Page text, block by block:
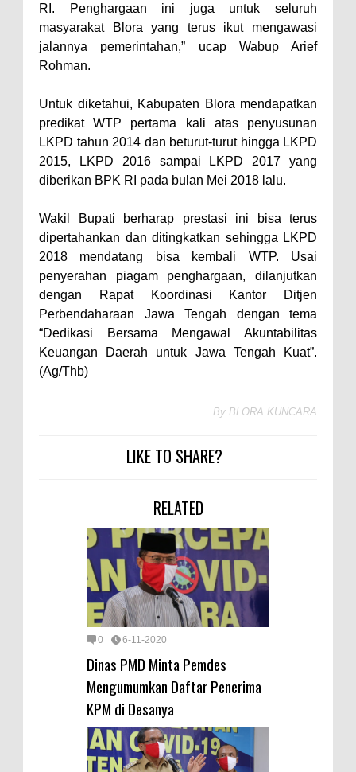
RI. Penghargaan ini juga untuk seluruh
masyarakat Blora yang terus ikut mengawasi
jalannya pemerintahan,” ucap Wabup Arief
Rohman.
Untuk diketahui, Kabupaten Blora mendapatkan
predikat WTP pertama kali atas penyusunan
LKPD tahun 2014 dan beturut-turut hingga LKPD
2015, LKPD 2016 sampai LKPD 2017 yang
diberikan BPK RI pada bulan Mei 2018 lalu.
Wakil Bupati berharap prestasi ini bisa terus
dipertahankan dan ditingkatkan sehingga LKPD
2018 mendatang bisa kembali WTP. Usai
penyerahan piagam penghargaan, dilanjutkan
dengan Rapat Koordinasi Kantor Ditjen
Perbendaharaan Jawa Tengah dengan tema
“Dedikasi Bersama Mengawal Akuntabilitas
Keuangan Daerah untuk Jawa Tengah Kuat”.
(Ag/Thb)
By BLORA KUNCARA
LIKE TO SHARE?
RELATED
0 6-11-2020
Dinas PMD Minta Pemdes
Mengumumkan Daftar Penerima
KPM di Desanya